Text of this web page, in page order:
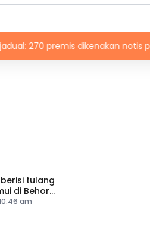
dikenakan notis pematuhan
tulang
di Behor
kes
am